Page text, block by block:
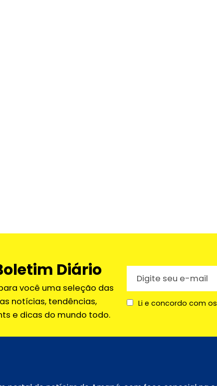
Diário
você uma seleção das
notícias, tendências,
e dicas do mundo todo.
Li e concordo com